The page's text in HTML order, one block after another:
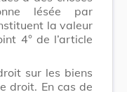
lésée par
la valeur
4° de l’article
sur les biens
droit. En cas de